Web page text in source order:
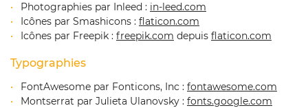
Snacking
créations
Avis
Restez
Photographies par Inleed : in-leed.com
Icônes par Smashicons : flaticon.com
Icônes par Freepik : freepik.com depuis flaticon.com
Typographies
FontAwesome par Fonticons, Inc : fontawesome.com
Montserrat par Julieta Ulanovsky : fonts.google.com